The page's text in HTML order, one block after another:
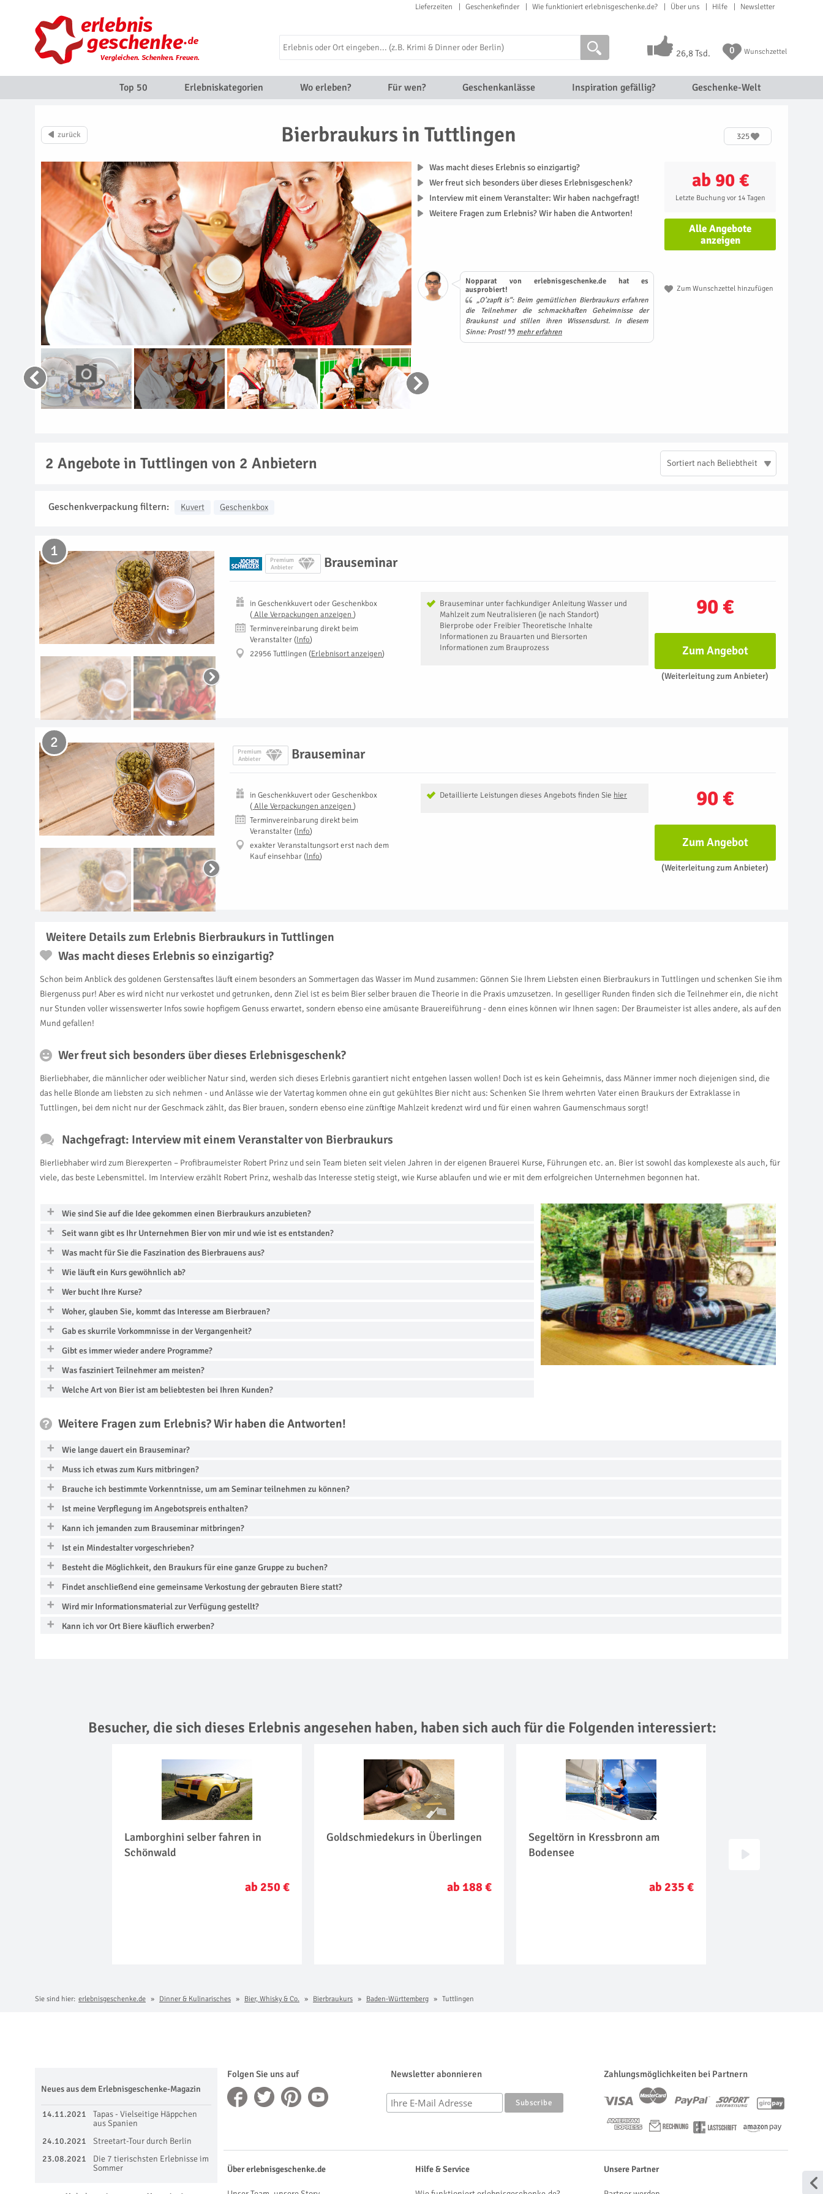
Lieferzeiten Geschenkefinder Wie funktioniert erlebnisgeschenke.de? Über uns Hilfe Newsletter
26,8 Tsd. 0 Wunschzettel
Top 50 Erlebniskategorien Wo erleben? Für wen? Geschenkanlässe Inspiration gefällig? Geschenke-Welt
Bierbraukurs in Tuttlingen 325
ab 90 €
Letzte Buchung vor 14 Tagen
Alle Angebote
anzeigen
Zum Wunschzettel hinzufügen
Was macht dieses Erlebnis so einzigartig?
Wer freut sich besonders über dieses Erlebnisgeschenk?
Interview mit einem Veranstalter: Wir haben nachgefragt!
Weitere Fragen zum Erlebnis? Wir haben die Antworten!
Nopparat von erlebnisgeschenke.de hat es
ausprobiert!
„O’zapft is“: Beim gemütlichen Bierbraukurs erfahren
die Teilnehmer die schmackhaften Geheimnisse der
Braukunst und stillen ihren Wissensdurst. In diesem
Sinne: Prost!
mehr erfahren
2 Angebote in Tuttlingen von 2 Anbietern Sortiert nach Beliebtheit
Geschenkverpackung filtern: Kuvert Geschenkbox
Premium
Anbieter
Brauseminar
1
90 €
Brauseminar unter fachkundiger Anleitung Wasser und
Mahlzeit zum Neutralisieren (je nach Standort)
Bierprobe oder Freibier Theoretische Inhalte
Informationen zu Brauarten und Biersorten
Informationen zum Brauprozess
inGeschenkkuvert oder Geschenkbox
( Alle Verpackungen anzeigen )
Terminvereinbarung direkt beim
Veranstalter (Info)
22956 Tuttlingen (Erlebnisort anzeigen) Zum Angebot
(Weiterleitung zum Anbieter)
Premium
Anbieter
Brauseminar
2
90 €
Detaillierte Leistungen dieses Angebots finden Sie hier
inGeschenkkuvert oder Geschenkbox
( Alle Verpackungen anzeigen )
Terminvereinbarung direkt beim
Veranstalter (Info)
exakter Veranstaltungsort erst nach dem
Kauf einsehbar (Info)
Zum Angebot
(Weiterleitung zum Anbieter)
Weitere Details zum Erlebnis Bierbraukurs in Tuttlingen
Was macht dieses Erlebnis so einzigartig?
Schon beim Anblick des goldenen Gerstensaftes läuft einem besonders an Sommertagen das Wasser im Mund zusammen: Gönnen Sie Ihrem Liebsten einen Bierbraukurs in Tuttlingen und schenken Sie ihm
Biergenuss pur! Aber es wird nicht nur verkostet und getrunken, denn Ziel ist es beim Bier selber brauen die Theorie in die Praxis umzusetzen. In geselliger Runden finden sich die Teilnehmer ein, die nicht
nur Stunden voller wissenswerter Infos sowie hopfigem Genuss erwartet, sondern ebenso eine amüsante Brauereiführung - denn eines können wir Ihnen sagen: Der Braumeister ist alles andere, als auf den
Mund gefallen!
Wer freut sich besonders über dieses Erlebnisgeschenk?
Bierliebhaber, die männlicher oder weiblicher Natur sind, werden sich dieses Erlebnis garantiert nicht entgehen lassen wollen! Doch ist es kein Geheimnis, dass Männer immer noch diejenigen sind, die
das helle Blonde am liebsten zu sich nehmen - und Anlässe wie der Vatertag kommen ohne ein gut gekühltes Bier nicht aus: Schenken Sie Ihrem wehrten Vater einen Braukurs der Extraklasse in
Tuttlingen, bei dem nicht nur der Geschmack zählt, das Bier brauen, sondern ebenso eine zünftige Mahlzeit kredenzt wird und für einen wahren Gaumenschmaus sorgt!
Nachgefragt: Interview mit einem Veranstalter von Bierbraukurs
Bierliebhaber wird zum Bierexperten – Profibraumeister Robert Prinz und sein Team bieten seit vielen Jahren in der eigenen Brauerei Kurse, Führungen etc. an. Bier ist sowohl das komplexeste als auch, für
viele, das beste Lebensmittel. Im Interview erzählt Robert Prinz, weshalb das Interesse stetig steigt, wie Kurse ablaufen und wie er mit dem erfolgreichen Unternehmen begonnen hat.
Wie sind Sie auf die Idee gekommen einen Bierbraukurs anzubieten?
Seit wann gibt es Ihr Unternehmen Bier von mir und wie ist es entstanden?
Was macht für Sie die Faszination des Bierbrauens aus?
Wie läuft ein Kurs gewöhnlich ab?
Wer bucht Ihre Kurse?
Woher, glauben Sie, kommt das Interesse am Bierbrauen?
Gab es skurrile Vorkommnisse in der Vergangenheit?
Gibt es immer wieder andere Programme?
Was fasziniert Teilnehmer am meisten?
Welche Art von Bier ist am beliebtesten bei Ihren Kunden?
Weitere Fragen zum Erlebnis? Wir haben die Antworten!
Wie lange dauert ein Brauseminar?
Muss ich etwas zum Kurs mitbringen?
Brauche ich bestimmte Vorkenntnisse, um am Seminar teilnehmen zu können?
Ist meine Verpflegung im Angebotspreis enthalten?
Kann ich jemanden zum Brauseminar mitbringen?
Ist ein Mindestalter vorgeschrieben?
Besteht die Möglichkeit, den Braukurs für eine ganze Gruppe zu buchen?
Findet anschließend eine gemeinsame Verkostung der gebrauten Biere statt?
Wird mir Informationsmaterial zur Verfügung gestellt?
Kann ich vor Ort Biere käuflich erwerben?
Besucher, die sich dieses Erlebnis angesehen haben, haben sich auch für die Folgenden interessiert:
Lamborghini selber fahren in
Schönwald
ab 250 €
Goldschmiedekurs in Überlingen
ab 188 €
Segeltörn in Kressbronn am
Bodensee
ab 235 €
Sie sind hier: erlebnisgeschenke.de Dinner & Kulinarisches Bier, Whisky & Co. Bierbraukurs Baden-Württemberg Tuttlingen
Folgen Sie uns auf Newsletter abonnieren Zahlungsmöglichkeiten bei Partnern
Neues aus dem Erlebnisgeschenke-Magazin
14.11.2021
Tapas - Vielseitige Häppchen
aus Spanien
24.10.2021
Streetart-Tour durch Berlin
23.08.2021
Die 7 tierischsten Erlebnisse im
Sommer
Über erlebnisgeschenke.de Hilfe & Service Unsere Partner